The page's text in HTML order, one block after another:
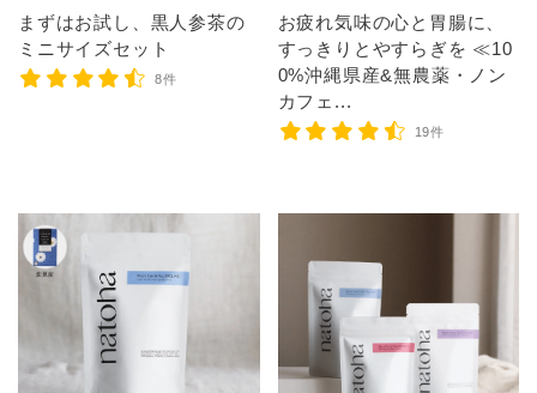
まずはお試し、黒人参茶の
ミニサイズセット
8件
お疲れ気味の心と胃腸に、
すっきりとやすらぎを ≪10
0%沖縄県産&無農薬・ノン
カフェ...
19件